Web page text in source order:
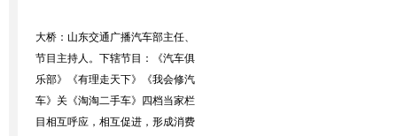
大桥：山东交通广播汽车部主任、
节目主持人。下辖节目：《汽车俱
乐部》《有理走天下》《我会修汽
车》关《淘淘二手车》四档当家栏
目相互呼应，相互促进，形成消费